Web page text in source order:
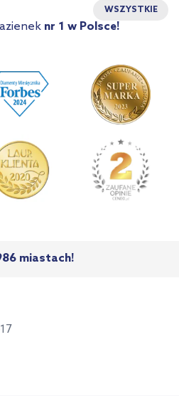
WSZYSTKIE
nr 1 w Polsce!
miastach!